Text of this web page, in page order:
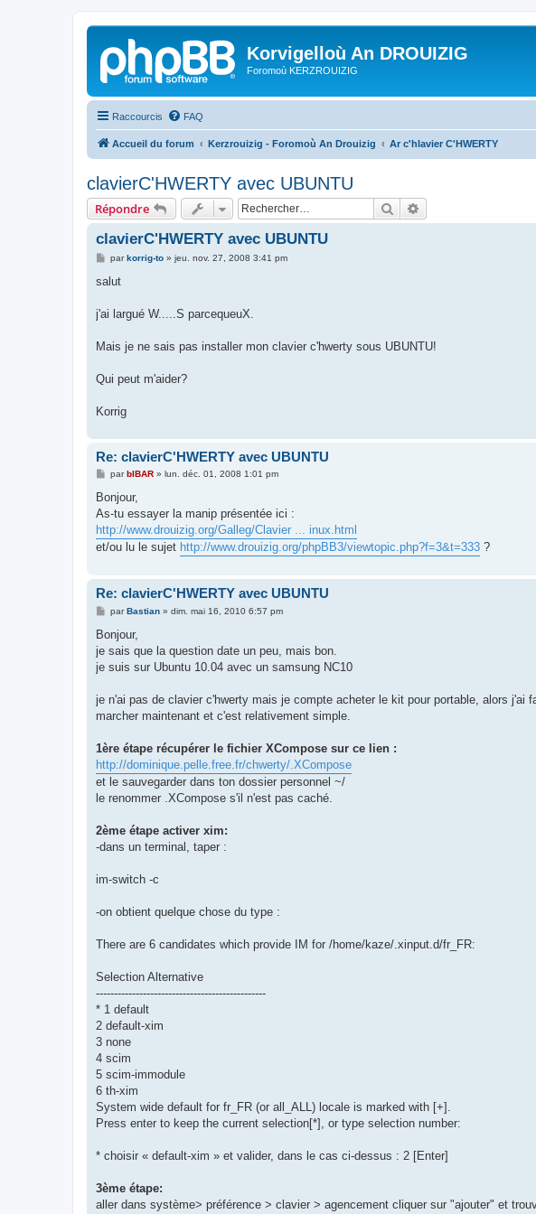
Korvigelloù An DROUIZIG
Foromoù KERZROUIZIG
Raccourcis FAQ
Accueil du forum Kerzrouizig - Foromoù An Drouizig Ar c'hlavier C'HWERTY
clavierC'HWERTY avec UBUNTU
Répondre Rechercher
clavierC'HWERTY avec UBUNTU
M
s
g
parkorrig-to» jeu. nov. 27, 2008 3:41 pm
salut
j'ai largué W.....S parcequeuX.
Mais je ne sais pas installer mon clavier c'hwerty sous UBUNTU!
Qui peut m'aider?
Korrig
Re: clavierC'HWERTY avec UBUNTU
M
s
a
g
e
parbIBAR» lun. déc. 01, 2008 1:01 pm
Bonjour,
As-tu essayer la manip présentée ici :
http://www.drouizig.org/Galleg/Clavier ... inux.html
et/ou lu le sujet http://www.drouizig.org/phpBB3/viewtopic.php?f=3&t=333 ?
Re: clavierC'HWERTY avec UBUNTU
M
s
a
g
parBastian» dim. mai 16, 2010 6:57 pm
Bonjour,
je sais que la question date un peu, mais bon.
je suis sur Ubuntu 10.04 avec un samsung NC10
je n'ai pas de clavier c'hwerty mais je compte acheter le kit pour portable, alors
marcher maintenant et c'est relativement simple.
1ère étape récupérer le fichier XCompose sur ce lien :
http://dominique.pelle.free.fr/chwerty/.XCompose
et le sauvegarder dans ton dossier personnel ~/
le renommer .XCompose s'il n'est pas caché.
2ème étape activer xim:
-dans un terminal, taper :
im-switch -c
-on obtient quelque chose du type :
There are 6 candidates which provide IM for /home/kaze/.xinput.d/fr_FR:
Selection Alternative
-----------------------------------------------
* 1 default
2 default-xim
3 none
4 scim
5 scim-immodule
6 th-xim
System wide default for fr_FR (or all_ALL) locale is marked with [+].
Press enter to keep the current selection[*], or type selection number:
* choisir « default-xim » et valider, dans le cas ci-dessus : 2 [Enter]
3ème étape:
aller dans système> préférence > clavier > agencement cliquer sur "ajouter" et